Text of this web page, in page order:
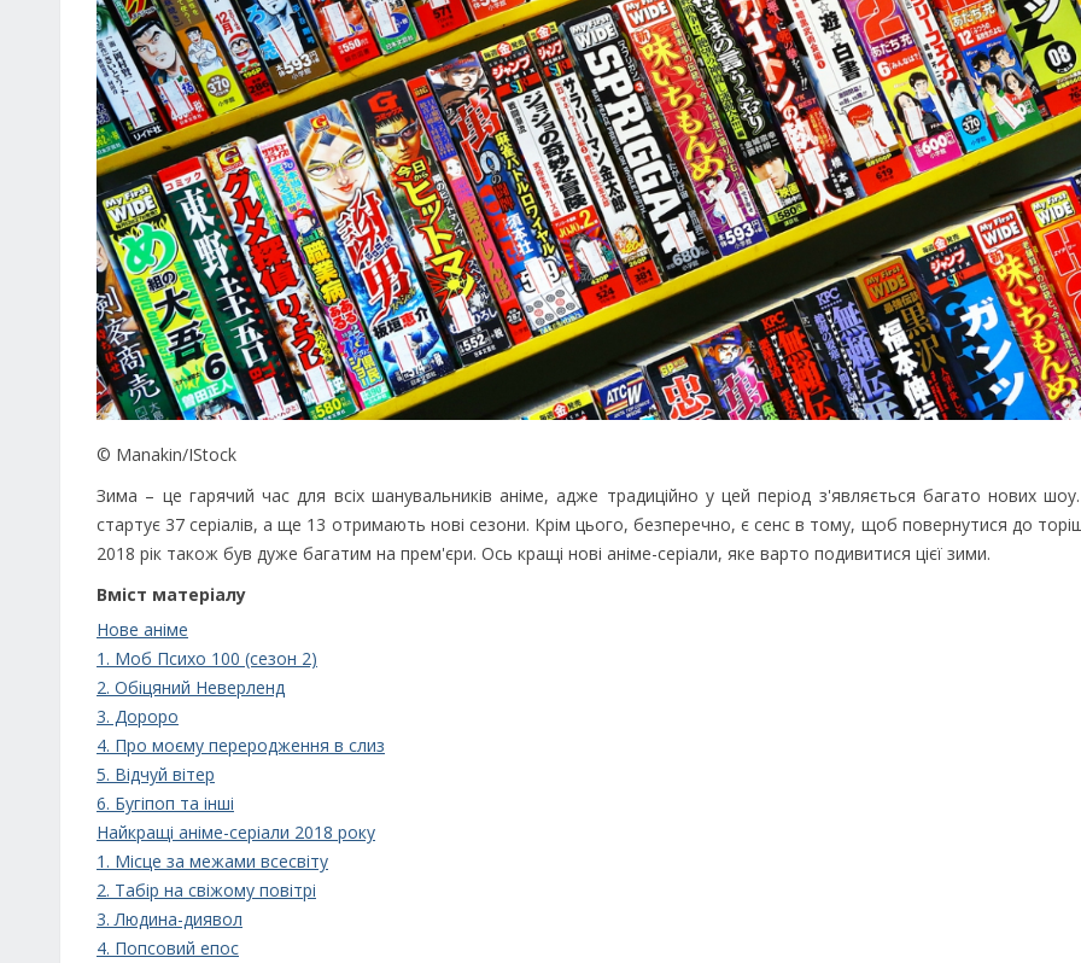
© Manakin/IStock
Зима – це гарячий час для всіх шанувальників аніме, адже традиційно у цей період з'являється багато нових
стартує 37 серіалів, а ще 13 отримають нові сезони. Крім цього, безперечно, є сенс в тому, щоб повернутися до
2018 рік також був дуже багатим на прем'єри. Ось кращі нові аніме-серіали, яке варто подивитися цієї зими.
Вміст матеріалу
Нове аніме
1. Моб Психо 100 (сезон 2)
2. Обіцяний Неверленд
3. Дороро
4. Про моєму переродження в слиз
5. Відчуй вітер
6. Бугіпоп та інші
Найкращі аніме-серіали 2018 року
1. Місце за межами всесвіту
2. Табір на свіжому повітрі
3. Людина-диявол
4. Попсовий епос